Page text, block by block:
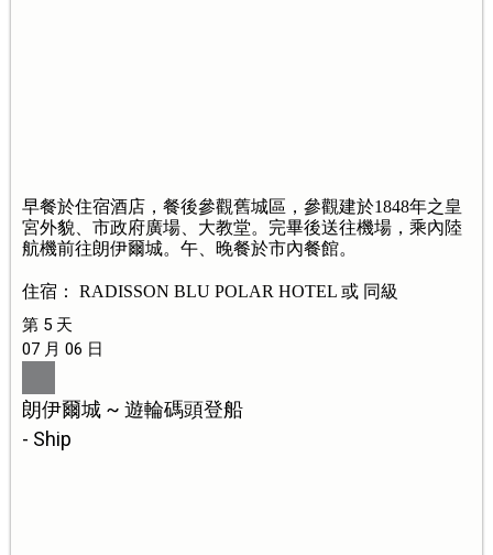
早餐於住宿酒店，餐後參觀舊城區，參觀建於1848年之皇
宮外貌、市政府廣場、大教堂。完畢後送往機場，乘內陸
航機前往朗伊爾城。午、晚餐於市內餐館。
住宿： RADISSON BLU POLAR HOTEL 或 同級
第 5 天
07 月 06 日
朗伊爾城 ~ 遊輪碼頭登船
- Ship